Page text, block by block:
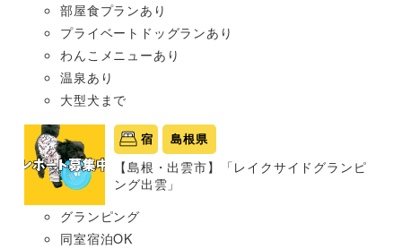
部屋食プランあり
プライベートドッグランあり
わんこメニューあり
温泉あり
大型犬まで
宿 島根県
【島根・出雲市】「レイクサイドグランピ
ング出雲」
グランピング
同室宿泊OK